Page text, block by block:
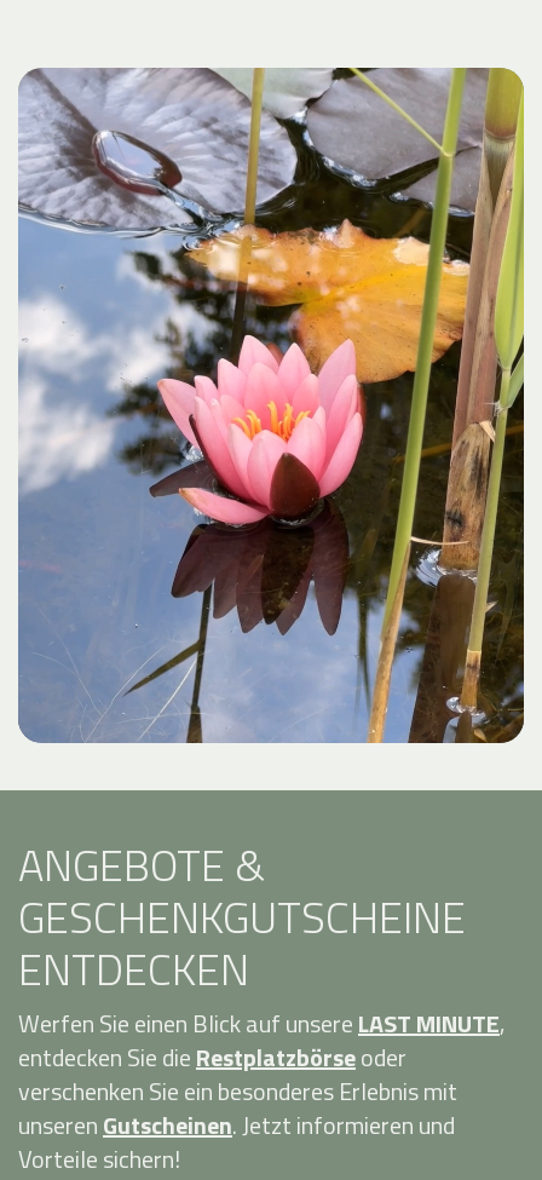
ANGEBOTE &
GESCHENKGUTSCHEINE
ENTDECKEN
Werfen Sie einen Blick auf unsereLAST MINUTE,
entdecken Sie dieRestplatzbörseoder
verschenken Sie ein besonderes Erlebnis mit
unserenGutscheinen. Jetzt informieren und
Vorteile sichern!